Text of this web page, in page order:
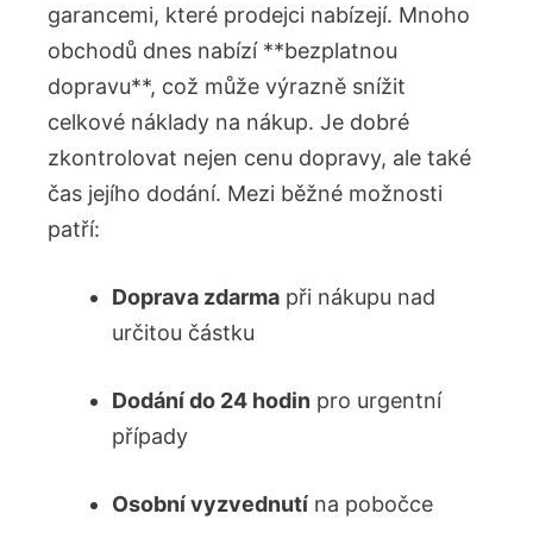
garancemi, které prodejci nabízejí. Mnoho
obchodů dnes nabízí **bezplatnou
dopravu**, což může výrazně snížit
celkové náklady na nákup. Je dobré
zkontrolovat nejen cenu dopravy, ale také
čas jejího dodání. Mezi běžné možnosti
patří:
Doprava zdarma při nákupu nad
určitou částku
Dodání do 24 hodin pro urgentní
případy
Osobní vyzvednutí na pobočce